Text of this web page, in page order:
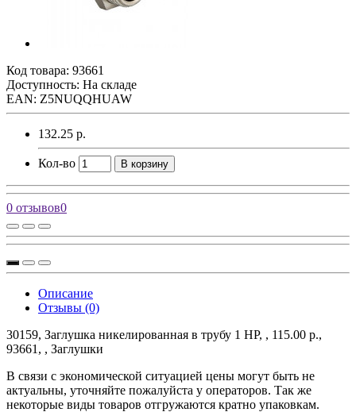
Код товара: 93661
Доступность: На складе
EAN: Z5NUQQHUAW
132.25 р.
Кол-во В корзину
0 отзывов0
Описание
Отзывы (0)
30159, Заглушка никелированная в трубу 1 НР, , 115.00 р.,
93661, , Заглушки
В связи с экономической ситуацией цены могут быть не
актуальны, уточняйте пожалуйста у операторов. Так же
некоторые виды товаров отгружаются кратно упаковкам.